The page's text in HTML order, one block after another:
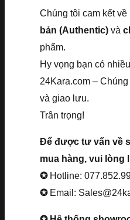
Chúng tôi cam kết về
bản (Authentic) và
phẩm.
Hy vọng bạn có
24Kara.com –
và giao lưu.
Trân trọng!
Để được tư vấn về
mua hàng, vui lòng
✪ Hotline:
✪ Email: